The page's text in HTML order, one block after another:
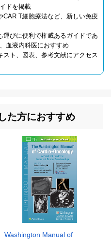
ドを掲載
T細胞療法など、新しい免疫
びに便利で権威あるガイドであ
血液内科医におすすめ
ト、図表、参考文献にアクセス
た方におすすめ
Washington Manual of